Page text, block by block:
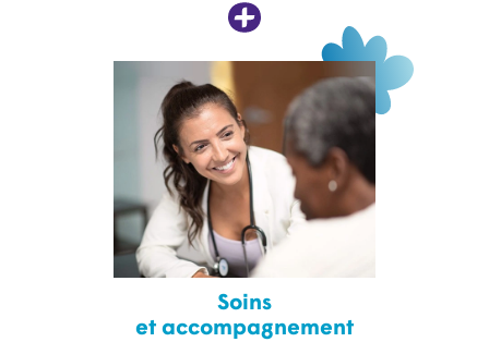
Soins
et accompagnement